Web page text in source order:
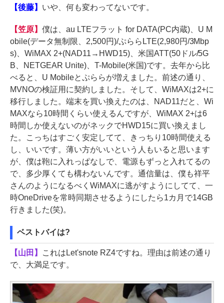
【後藤】 いや、何も変わってないです。
【笠原】 僕は、au LTEフラット for DATA(PC内蔵)、U M
obile(データ無制限、2,500円)/ぷららLTE(2,980円/3Mbp
s)、WiMAX 2+(NAD11→HWD15)、米国ATT(50ドル/5G
B、NETGEAR Unite)、T-Mobile(米国)です。去年から比
べると、U Mobileとぷららが増えました。前述の通り、
MVNOの検証用に契約しました。そして、WiMAXは2+に
移行しました。端末を買い換えたのは、NAD11だと、Wi
MAXなら10時間くらい使えるんですが、WiMAX 2+は6
時間しか使えないのがネックでHWD15に買い換えまし
た。こっちはすごく安定してて、きっちり10時間使える
し、いいです。薄い方がいいという人もいると思います
が、僕は鞄に入れっぱなしで、電源もずっと入れてるの
で、多少厚くても構わないんです。通信量は、僕も祥平
さんのようになるべくWiMAXに逃がすようにしてて、一
時OneDriveを常時同期させるようにしたら1カ月で14GB
行きました(笑)。
ベストバイは?
【山田】
これはLet'snote RZ4ですね。理由は前述の通り
で、大満足です。